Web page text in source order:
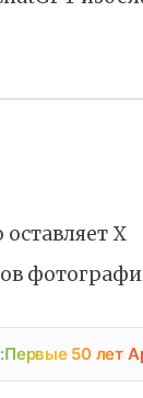
X
Первые 50 лет